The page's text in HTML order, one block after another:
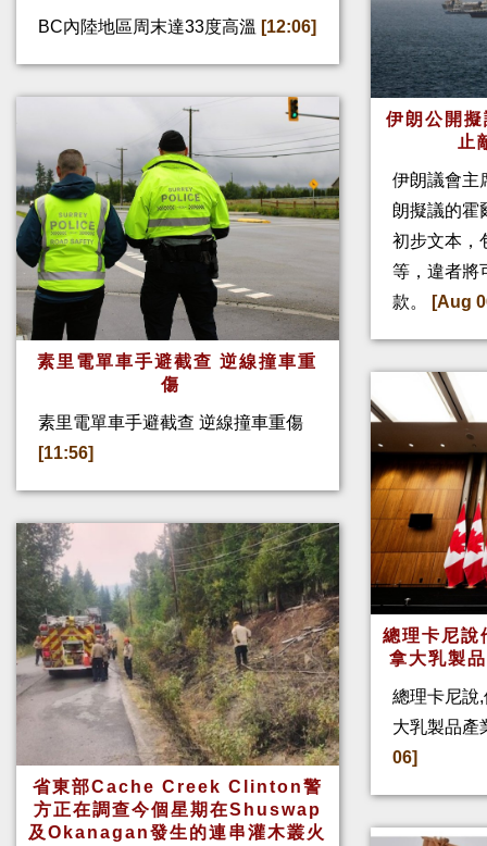
BC內陸地區周末達33度高溫 [12:06]
素里電單車手避截查 逆線撞車重
傷
素里電單車手避截查 逆線撞車重傷
[11:56]
省東部Cache Creek Clinton警
方正在調查今個星期在Shuswap
及Okanagan發生的連串灌木叢火
伊朗公開
止
伊朗議會主
朗擬議的霍
初步文本，
等，違者將
款。
[Aug
總理卡尼
拿大乳製
總理卡尼說
大乳製品產
06]